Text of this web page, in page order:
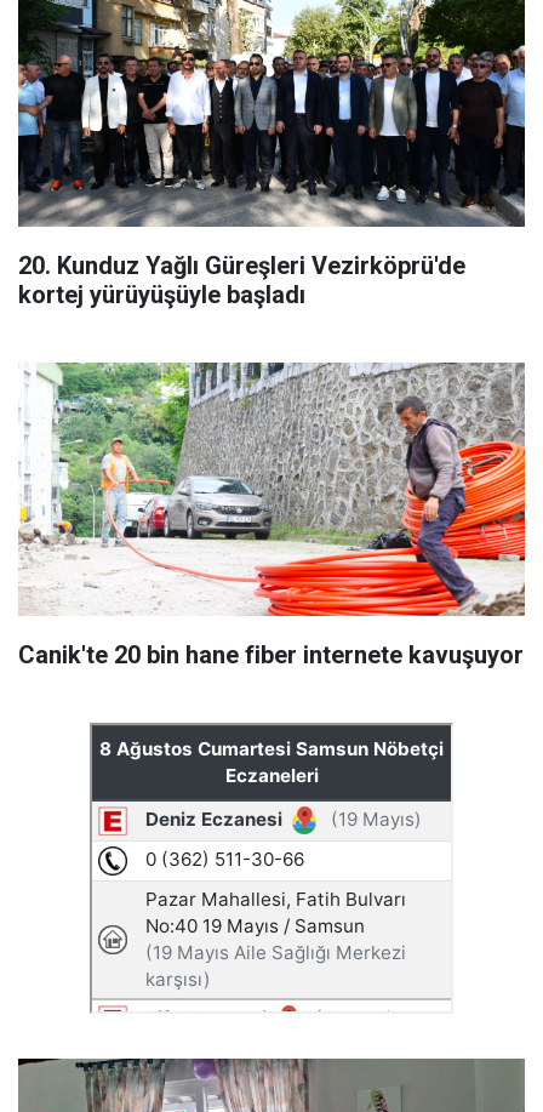
20. Kunduz Yağlı Güreşleri Vezirköprü'de
kortej yürüyüşüyle başladı
Canik'te 20 bin hane fiber internete kavuşuyor